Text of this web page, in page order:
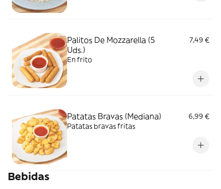
Palitos De Mozzarella (5
Uds.)
7,49 €
En frito
Patatas Bravas (Mediana)
6,99 €
Patatas bravas fritas
Bebidas